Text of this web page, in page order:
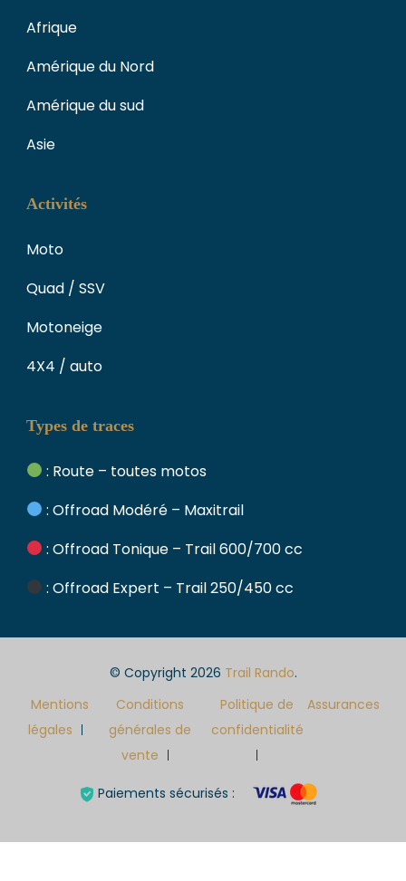
Afrique
Amérique du Nord
Amérique du sud
Asie
Activités
Moto
Quad / SSV
Motoneige
4X4 / auto
Types de traces
: Route – toutes motos
: Offroad Modéré – Maxitrail
: Offroad Tonique – Trail 600/700 cc
: Offroad Expert – Trail 250/450 cc
© Copyright 2026 Trail Rando.
Mentions
légales
Conditions
générales de
vente
Politique de
confidentialité
Assurances
Paiements sécurisés :